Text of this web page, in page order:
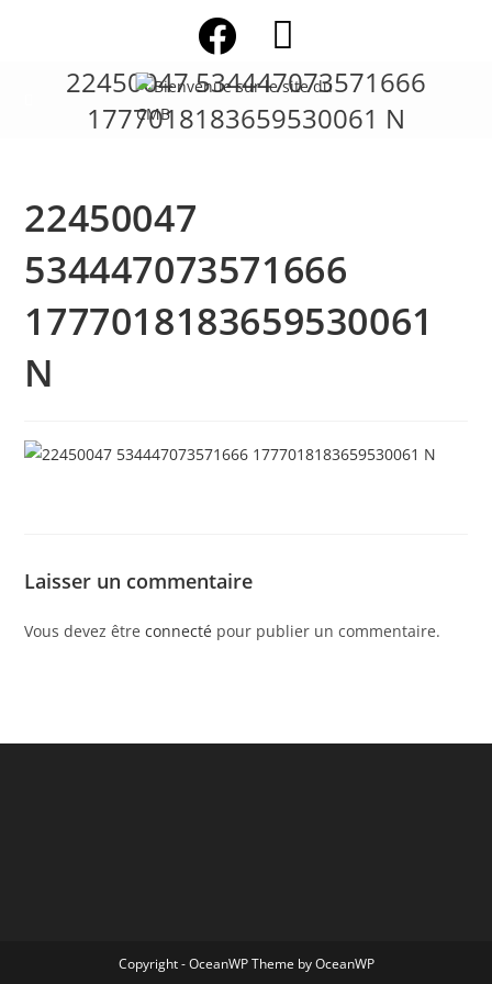
22450047 534447073571666
1777018183659530061 N
22450047
534447073571666
1777018183659530061
N
Laisser un commentaire
Vous devez êtreconnecté pour publier un commentaire.
Copyright - OceanWP Theme by OceanWP